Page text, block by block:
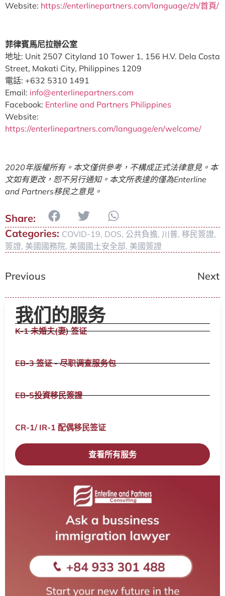
Website: https://enterlinepartners.com/language/zh/首頁/
菲律賓馬尼拉辦公室
地址: Unit 2507 Cityland 10 Tower 1, 156 H.V. Dela Costa
Street, Makati City, Philippines 1209
電話: +632 5310 1491
Email: info@enterlinepartners.com
Facebook: Enterline and Partners Philippines
Website:
https://enterlinepartners.com/language/en/welcome/
2020年版權所有。本文僅供參考，不構成正式法律意見。本
文如有更改，恕不另行通知。本文所表達的僅為Enterline
and Partners移民之意見。
Categories: COVID-19, DOS, 公共負擔, 川普, 移民簽證,
簽證, 美國國務院, 美國國土安全部, 美國簽證
Previous Next
我们的服务
K-1 未婚夫(妻) 签证
EB-3 签证 - 尽职调查服务包
EB-5投資移民簽證
CR-1/ IR-1 配偶移民签证​
查看所有服务